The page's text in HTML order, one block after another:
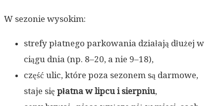
W sezonie wysokim:
strefy płatnego parkowania działają dłużej w
ciągu dnia (np. 8–20, a nie 9–18),
część ulic, które poza sezonem są darmowe,
staje się płatna w lipcu i sierpniu,